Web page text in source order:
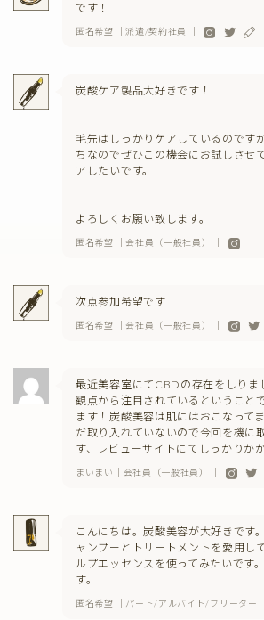
です！
匿名希望 ｜派遣/契約社員 ｜
炭酸ケア製品大好きです！
毛先はしっかりケアしているのです
ちなのでぜひこの機会にお試しさせ
アしたいです。
よろしくお願い致します。
匿名希望 ｜会社員（一般社員） ｜
次点参加希望です
匿名希望 ｜会社員（一般社員） ｜
最近美容室にてCBDの存在をしりま
観点から注目されているということ
ます！炭酸美容は肌にはおこなって
だ取り入れていないので今回を機に
す、レビューサイトにてしっかりか
まいまい｜会社員（一般社員） ｜
こんにちは。炭酸美容が大好きです
ャンプーとトリートメントを愛用し
ルプエッセンスを使ってみたいです
す。
匿名希望 ｜パート/アルバイト/フリーター